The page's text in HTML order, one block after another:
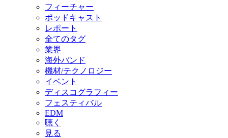
フィーチャー
ポッドキャスト
レポート
全てのタグ
業界
海外バンド
機材/テクノロジー
イベント
ディスコグラフィー
フェスティバル
EDM
聴く
見る